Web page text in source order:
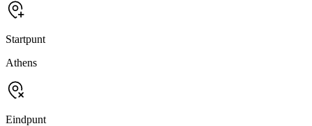
Startpunt
Athens
Eindpunt